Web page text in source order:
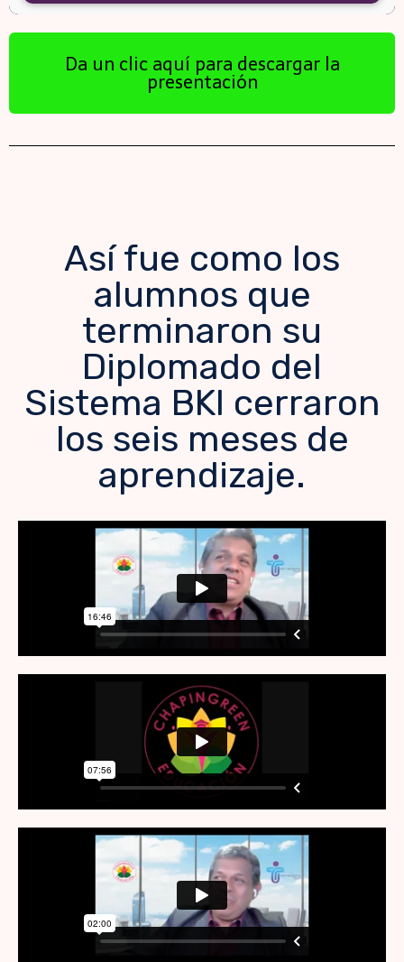
Da un clic aquí para descargar la
presentación
Así fue como los
alumnos que
terminaron su
Diplomado del
Sistema BKI cerraron
los seis meses de
aprendizaje.